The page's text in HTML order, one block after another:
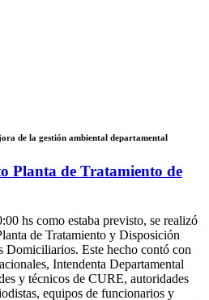
de la gestión ambiental departamental
Planta de Tratamiento de
hs como estaba previsto, se realizó
de Tratamiento y Disposición
Domiciliarios. Este hecho contó con
Intendenta Departamental
y técnicos de CURE, autoridades
equipos de funcionarios y